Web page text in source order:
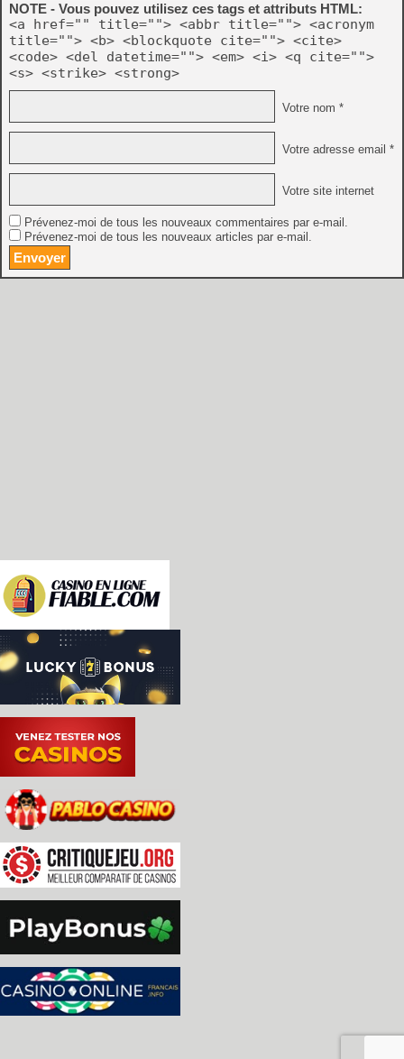
NOTE - Vous pouvez utilisez ces tags et attributs HTML:
<a href="" title=""> <abbr title=""> <acronym
title=""> <b> <blockquote cite=""> <cite>
<code> <del datetime=""> <em> <i> <q cite="">
<s> <strike> <strong>
Votre nom *
Votre adresse email *
Votre site internet
Prévenez-moi de tous les nouveaux commentaires par e-mail.
Prévenez-moi de tous les nouveaux articles par e-mail.